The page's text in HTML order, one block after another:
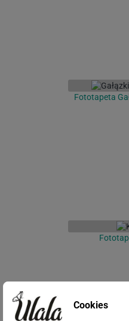
Fototapeta
Cookies